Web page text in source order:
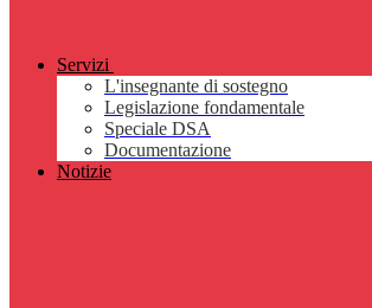
Servizi
L'insegnante di sostegno
Legislazione fondamentale
Speciale DSA
Documentazione
Notizie